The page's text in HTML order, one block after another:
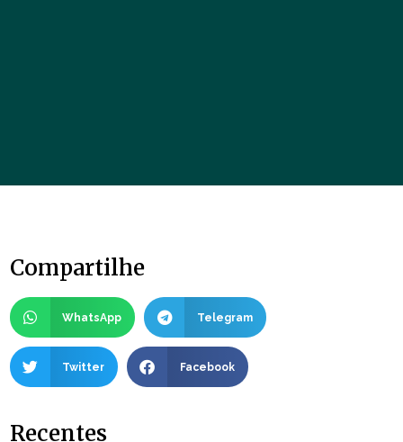
Compartilhe
WhatsApp Telegram
Twitter Facebook
Recentes